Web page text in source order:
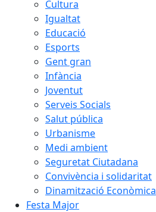
Cultura
Igualtat
Educació
Esports
Gent gran
Infància
Joventut
Serveis Socials
Salut pública
Urbanisme
Medi ambient
Seguretat Ciutadana
Convivència i solidaritat
Dinamització Econòmica
Festa Major